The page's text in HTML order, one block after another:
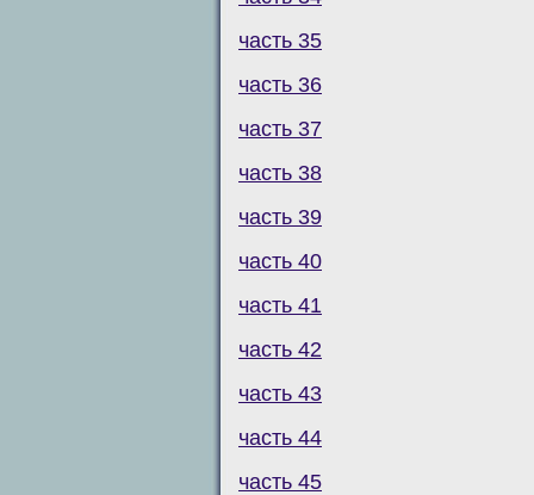
часть 35
часть 36
часть 37
часть 38
часть 39
часть 40
часть 41
часть 42
часть 43
часть 44
часть 45